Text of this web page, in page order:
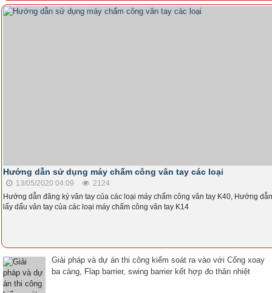
Hướng dẫn sử dụng máy chấm công vân tay các loại
13/05/2020 04:09
2124
Hướng dẫn đăng ký vân tay của các loại máy chấm công vân tay K40, Hướng dẫn
lấy dấu vân tay của các loại máy chấm công vân tay K14
Giải pháp và dự án thi công kiểm soát ra vào với Cổng xoay
ba càng, Flap barrier, swing barrier kết hợp đo thân nhiệt